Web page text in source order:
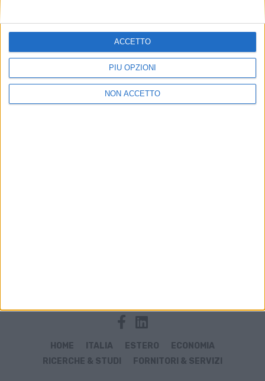
PIÙ OPZIONI
NON ACCETTO
ACCETTO
HOME ITALIA ESTERO
ECONOMIA
RICERCHE & STUDI
FORNITORI & SERVIZI